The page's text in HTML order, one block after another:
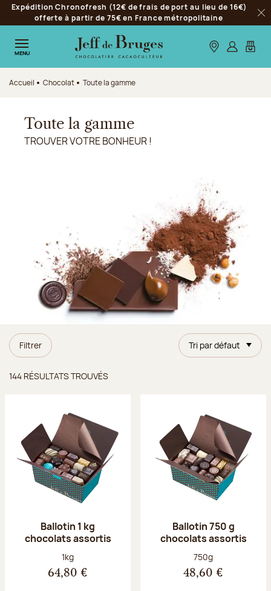
Aller à la navigation
Aller au contenu principal
Aller au pied de page
Expédition Chronofresh (12€ de frais de port au lieu de 16€)
offerte à partir de 75€ en France métropolitaine
MENU Nos boutiques
S’identifier
Mon
Accueil Chocolat Toute la gamme
Toute la gamme
TROUVER VOTRE BONHEUR !
Filtrer Tri par défaut
144 RÉSULTATS TROUVÉS
Ballotin 1 kg
chocolats assortis
Poids net :
1kg
64,80 €
Ballotin 750 g
chocolats assortis
Poids net :
750g
48,60 €